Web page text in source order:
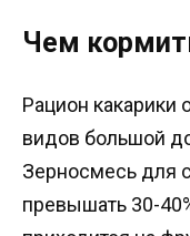
Чем
Рацион какарики
видов большой
Зерносмесь для
превышать 30-